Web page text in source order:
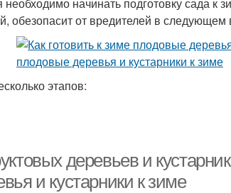
обезопасит от вредителей в следующем
этапов:
деревьев и
и кустарники к зиме